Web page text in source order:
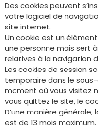
Des cookies peuvent
votre logiciel de
site internet.
Un cookie est un
une personne mais sert
relatives à la navigation
Les cookies de session
temporaire dans le
moment où vous visitez
vous quittez le site, le
D’une manière générale,
est de 13 mois maximum.